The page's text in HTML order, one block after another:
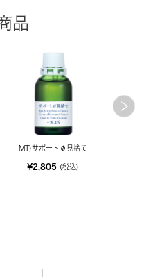
品
MT)サポートφ見捨て
¥2,805 (税込)